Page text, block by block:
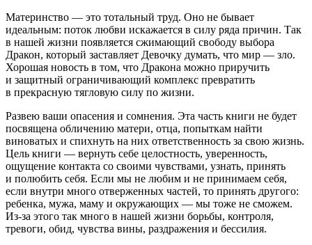
Материнство — это тотальный труд. Оно не бывает
идеальным: поток любви искажается в силу ряда причин. Так
в нашей жизни появляется сжимающий свободу выбора
Дракон, который заставляет Девочку думать, что мир — зло.
Хорошая новость в том, что Дракона можно приручить
и защитный ограничивающий комплекс превратить
в прекрасную тягловую силу по жизни.
Развею ваши опасения и сомнения. Эта часть книги не будет
посвящена обличению матери, отца, попыткам найти
виноватых и спихнуть на них ответственность за свою жизнь.
Цель книги — вернуть себе целостность, уверенность,
ощущение контакта со своими чувствами, узнать, принять
и полюбить себя. Если мы не любим и не принимаем себя,
если внутри много отверженных частей, то принять другого:
ребенка, мужа, маму и окружающих — мы тоже не сможем.
Из-за этого так много в нашей жизни борьбы, контроля,
тревоги, обид, чувства вины, раздражения и бессилия.